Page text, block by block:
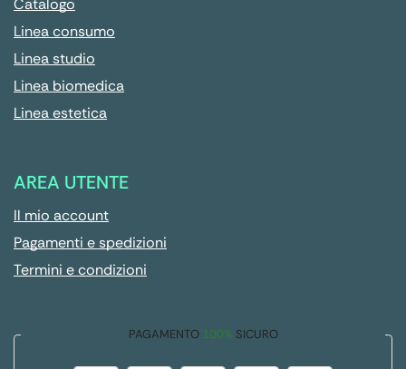
Catalogo
Linea consumo
Linea studio
Linea biomedica
Linea estetica
AREA UTENTE
Il mio account
Pagamenti e spedizioni
Termini e condizioni
PAGAMENTO 100% SICURO